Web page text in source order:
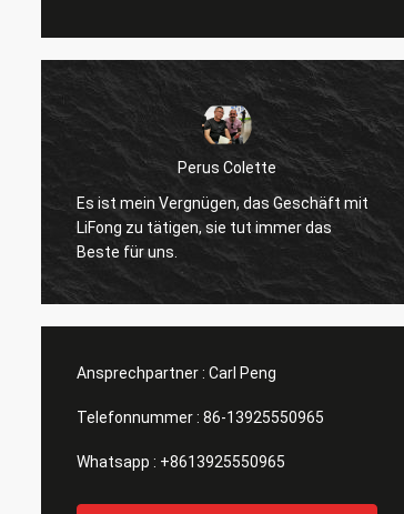
das Geschäft mit
sie tut immer das
Ich mag die
Verfügung
wirklich unser
Ansprechpartner : Carl Peng
Telefonnummer : 86-13925550965
Whatsapp : +8613925550965